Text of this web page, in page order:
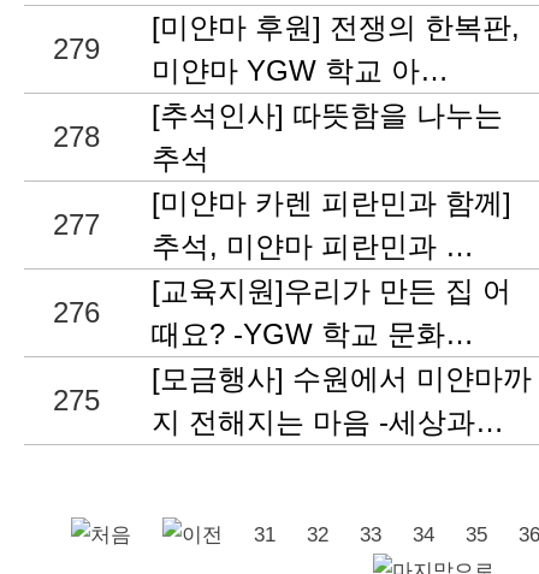
279
[미얀마 후원] 전쟁의 한복판,
미얀마 YGW 학교 아…
278
[추석인사] 따뜻함을 나누는
추석
277
[미얀마 카렌 피란민과 함께]
추석, 미얀마 피란민과 …
276
[교육지원]우리가 만든 집 어
때요? -YGW 학교 문화…
275
[모금행사] 수원에서 미얀마까
지 전해지는 마음 -세상과…
31 32 33 34 35 36